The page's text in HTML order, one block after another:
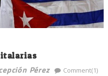
Pérez Comment(1)